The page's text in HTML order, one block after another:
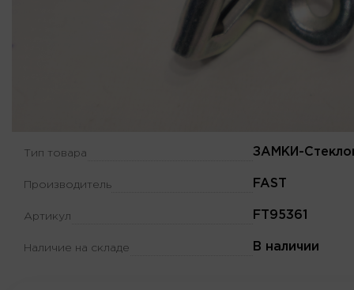
Тип товара ЗАМКИ-
Производитель FAST
Артикул FT95361
Наличие на складе В наличии